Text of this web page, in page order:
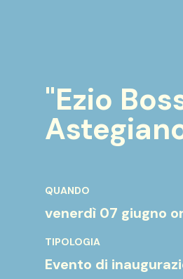
"Ezio
QUANDO
venerdì 07 giugno
TIPOLOGIA
Evento di